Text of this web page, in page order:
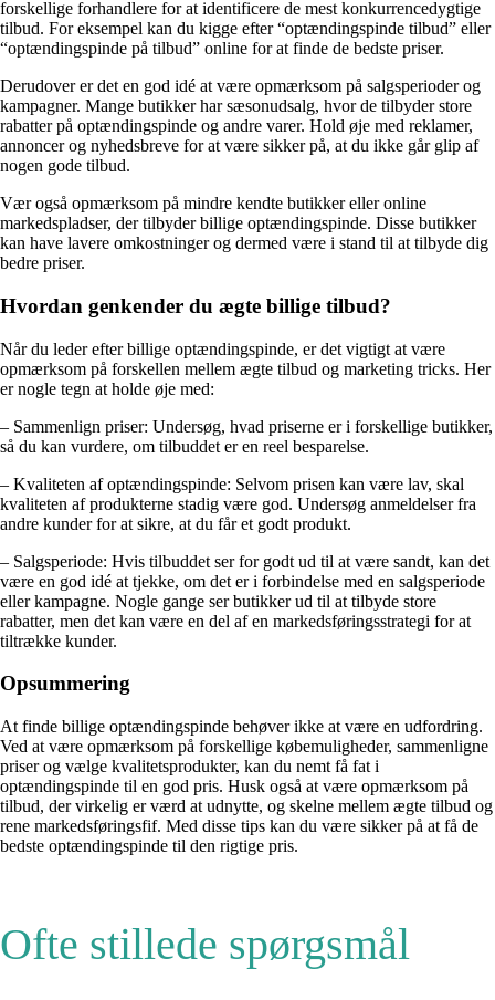
forskellige forhandlere for at identificere de mest konkurrencedygtige
tilbud. For eksempel kan du kigge efter “optændingspinde tilbud” eller
“optændingspinde på tilbud” online for at finde de bedste priser.
Derudover er det en god idé at være opmærksom på salgsperioder og
kampagner. Mange butikker har sæsonudsalg, hvor de tilbyder store
rabatter på optændingspinde og andre varer. Hold øje med reklamer,
annoncer og nyhedsbreve for at være sikker på, at du ikke går glip af
nogen gode tilbud.
Vær også opmærksom på mindre kendte butikker eller online
markedspladser, der tilbyder billige optændingspinde. Disse butikker
kan have lavere omkostninger og dermed være i stand til at tilbyde dig
bedre priser.
Hvordan genkender du ægte billige tilbud?
Når du leder efter billige optændingspinde, er det vigtigt at være
opmærksom på forskellen mellem ægte tilbud og marketing tricks. Her
er nogle tegn at holde øje med:
– Sammenlign priser: Undersøg, hvad priserne er i forskellige butikker,
så du kan vurdere, om tilbuddet er en reel besparelse.
– Kvaliteten af optændingspinde: Selvom prisen kan være lav, skal
kvaliteten af ​​produkterne stadig være god. Undersøg anmeldelser fra
andre kunder for at sikre, at du får et godt produkt.
– Salgsperiode: Hvis tilbuddet ser for godt ud til at være sandt, kan det
være en god idé at tjekke, om det er i forbindelse med en salgsperiode
eller kampagne. Nogle gange ser butikker ud til at tilbyde store
rabatter, men det kan være en del af en markedsføringsstrategi for at
tiltrække kunder.
Opsummering
At finde billige optændingspinde behøver ikke at være en udfordring.
Ved at være opmærksom på forskellige købemuligheder, sammenligne
priser og vælge kvalitetsprodukter, kan du nemt få fat i
optændingspinde til en god pris. Husk også at være opmærksom på
tilbud, der virkelig er værd at udnytte, og skelne mellem ægte tilbud og
rene markedsføringsfif. Med disse tips kan du være sikker på at få de
bedste optændingspinde til den rigtige pris.
Ofte stillede spørgsmål